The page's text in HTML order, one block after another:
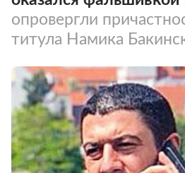
опровергли
титула Намика